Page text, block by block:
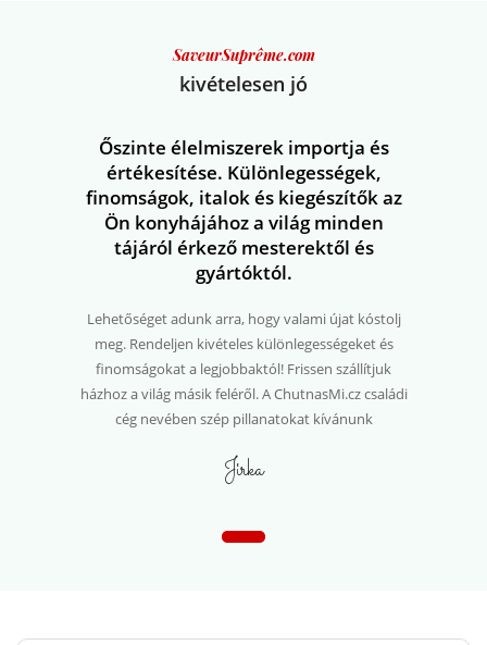
SaveurSuprême.com
kivételesen jó
Őszinte élelmiszerek importja és
értékesítése. Különlegességek,
finomságok, italok és kiegészítők az
Ön konyhájához a világ minden
tájáról érkező mesterektől és
gyártóktól.
Lehetőséget adunk arra, hogy valami újat kóstolj
meg. Rendeljen kivételes különlegességeket és
finomságokat a legjobbaktól! Frissen szállítjuk
házhoz a világ másik feléről. A ChutnasMi.cz családi
cég nevében szép pillanatokat kívánunk
Jirka